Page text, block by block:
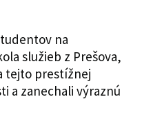
na
služieb z Prešova,
tejto prestížnej
a zanechali výraznú